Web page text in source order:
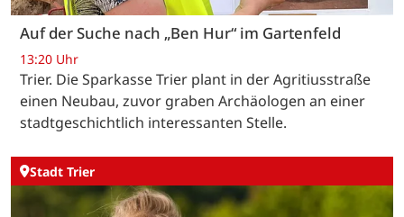
Auf der Suche nach „Ben Hur“ im Gartenfeld
13:20 Uhr
Trier. Die Sparkasse Trier plant in der Agritiusstraße
einen Neubau, zuvor graben Archäologen an einer
stadtgeschichtlich interessanten Stelle.
Stadt Trier